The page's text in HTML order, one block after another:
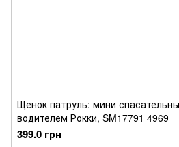
Щенок патруль: мини
водителем Рокки, SM17791 4969
399.0 грн